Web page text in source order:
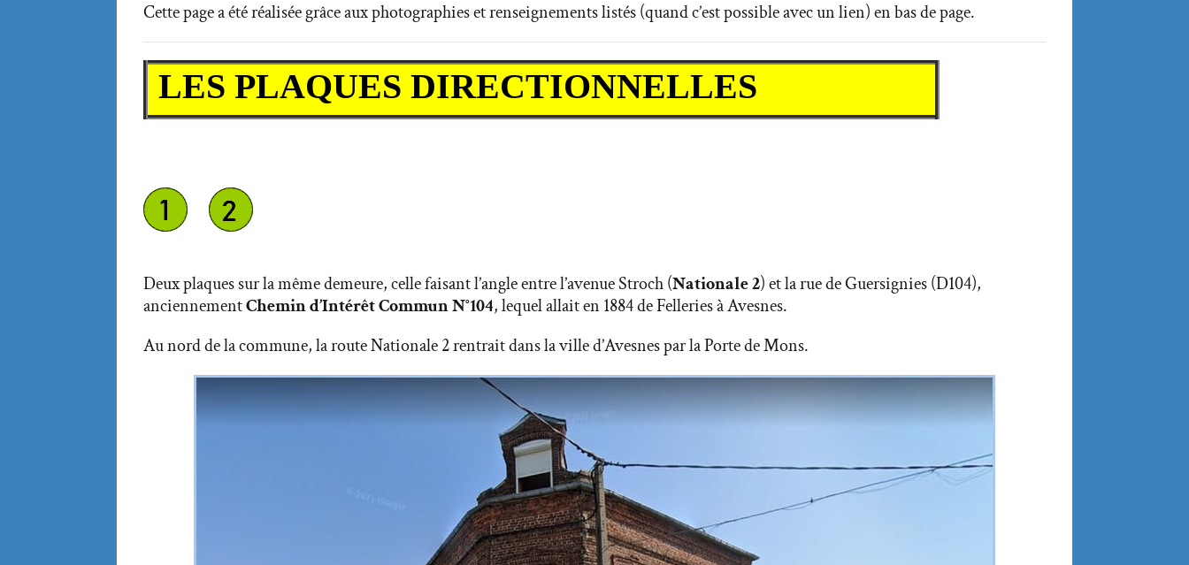
Cette page a été réalisée grâce aux photographies et renseignements listés (quand c’est possible avec un lien) en bas de page.
LES PLAQUES DIRECTIONNELLES
Deux plaques sur la même demeure, celle faisant l’angle entre l’avenue Stroch (Nationale 2) et la rue de Guersignies (D104),
anciennementChemin d’Intérêt Commun N°104, lequel allait en 1884 de Felleries à Avesnes.
Au nord de la commune, la route Nationale 2 rentrait dans la ville d’Avesnes par la Porte de Mons.